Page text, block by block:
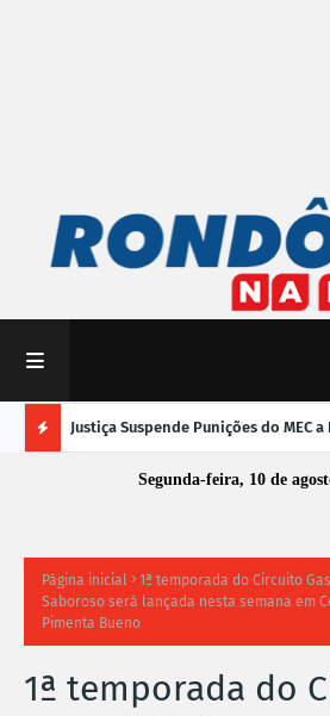
M
Justiça Suspende Punições do MEC
Desempenho no Enamed
Segunda-feira, 10 de
Página inicial
1ª temporada do Circuito
Saboroso será lançada nesta semana em
Pimenta Bueno
1ª temporada do